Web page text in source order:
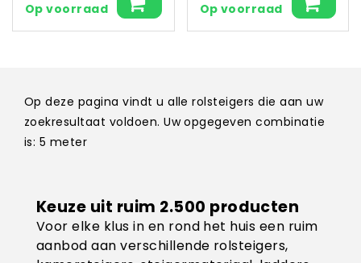
Op voorraad Op voorraad
Op deze pagina vindt u alle rolsteigers die aan uw
zoekresultaat voldoen. Uw opgegeven combinatie
is: 5 meter
Keuze uit ruim 2.500 producten
Voor elke klus in en rond het huis een ruim
aanbod aan verschillende rolsteigers,